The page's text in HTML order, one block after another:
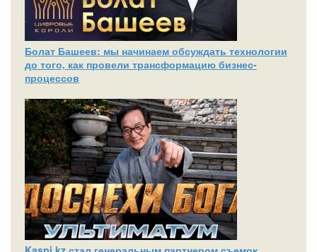
Болат Башеев: мы начинаем обсуждать технологии
до того, как провели трансформацию бизнес-
процессов